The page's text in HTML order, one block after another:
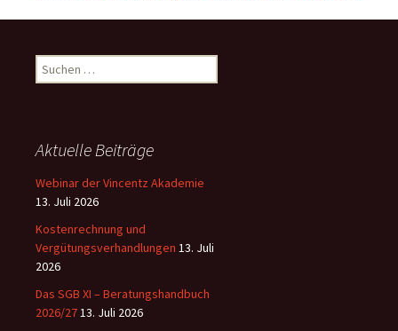
Suchen
nach:
Aktuelle Beiträge
Webinar der Vincentz Akademie
13. Juli 2026
Kostenrechnung und
Vergütungsverhandlungen 13. Juli
2026
Das SGB XI – Beratungshandbuch
2026/2713. Juli 2026